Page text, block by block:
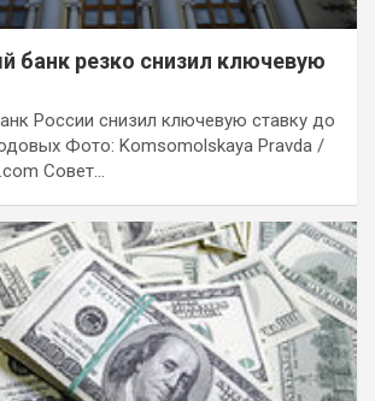
банк резко снизил ключевую
России снизил ключевую ставку до
Фото: Komsomolskaya Pravda /
Совет…